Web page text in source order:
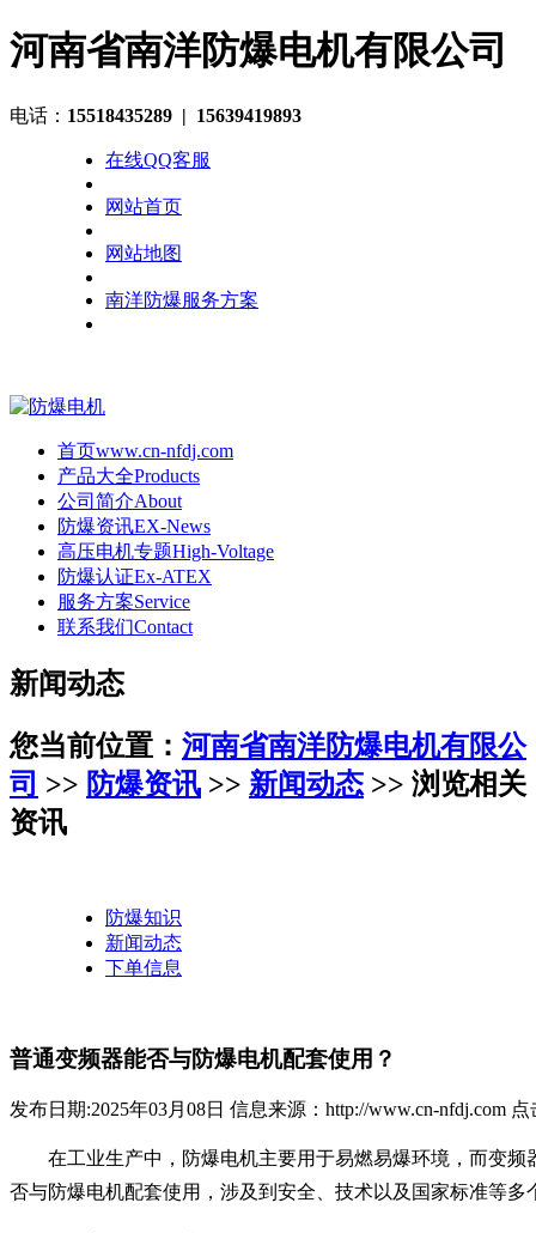
河南省南洋防爆电机有限公司
电话： 15518435289 | 15639419893
在线QQ客服
网站首页
网站地图
南洋防爆服务方案
首页www.cn-nfdj.com
产品大全Products
公司简介About
防爆资讯EX-News
高压电机专题High-Voltage
防爆认证Ex-ATEX
服务方案Service
联系我们Contact
新闻动态
您当前位置： 河南省南洋防爆电机有限公
司 >> 防爆资讯 >> 新闻动态 >> 浏览相关
资讯
防爆知识
新闻动态
下单信息
普通变频器能否与防爆电机配套使用？
发布日期:2025年03月08日 信息来源：http://www.cn-nfdj.com 点
在工业生产中，防爆电机主要用于易燃易爆环境，而变
否与防爆电机配套使用，涉及到安全、技术以及国家标准等多